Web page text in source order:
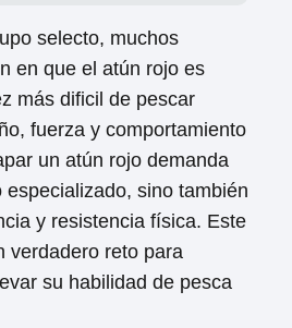
selecto, muchos
en que el atún rojo es
más dificil de pescar
fuerza y comportamiento
un atún rojo demanda
especializado, sino también
y resistencia física. Este
verdadero reto para
su habilidad de pesca